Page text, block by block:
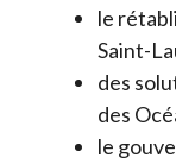
le
Saint-
des
des
le